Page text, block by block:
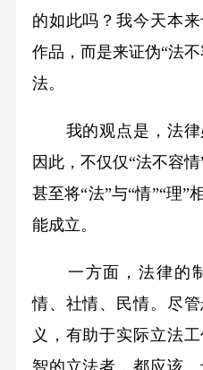
的如此吗？我今天本
作品，而是来证伪“法
法。
我的观点是，法律
因此，不仅仅“法不容
甚至将“法”与“情”“理”
能成立。
一方面，法律的制
情、社情、民情。尽
义，有助于实际立法